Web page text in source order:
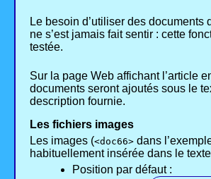
Le besoin d’utiliser des documents
ne s’est jamais fait sentir : cette
testée.
Sur la page Web affichant l’article
documents seront ajoutés sous le
description fournie.
Les fichiers images
Les images (<doc66> dans
habituellement insérée dans le
Position par défaut :